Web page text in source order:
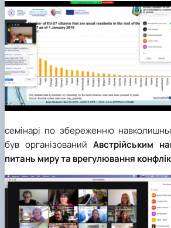
семінарі по збереженню
був організований Австрійським
питань миру та врегулювання